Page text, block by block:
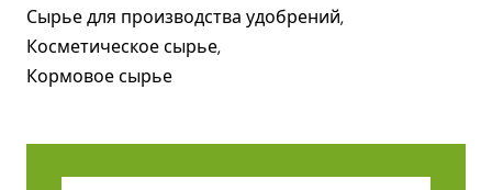
Сырье для производства удобрений,
Косметическое сырье,
Кормовое сырье